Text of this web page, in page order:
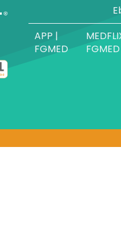
APP |
FGMED
FGMED